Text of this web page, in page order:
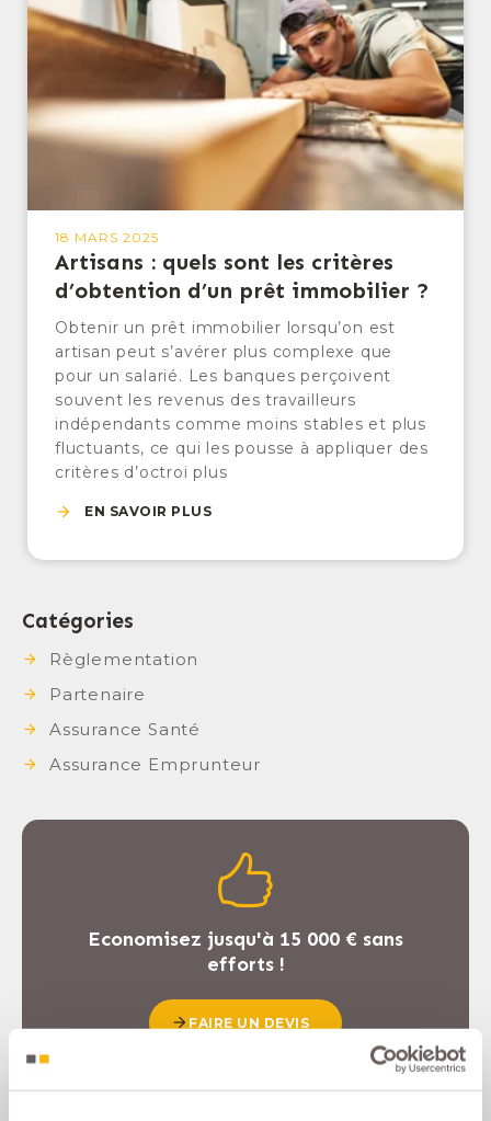
18 MARS 2025
Artisans : quels sont les critères
d’obtention d’un prêt immobilier ?
Obtenir un prêt immobilier lorsqu’on est
artisan peut s’avérer plus complexe que
pour un salarié. Les banques perçoivent
souvent les revenus des travailleurs
indépendants comme moins stables et plus
fluctuants, ce qui les pousse à appliquer des
critères d’octroi plus
EN SAVOIR PLUS
Catégories
Règlementation
Partenaire
Assurance Santé
Assurance Emprunteur
Economisez jusqu'à 15 000 € sans
efforts !
FAIRE UN DEVIS